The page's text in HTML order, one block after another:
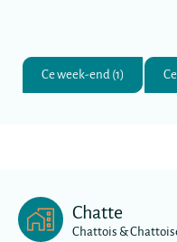
Ce week-end (1)
Chatte
Chattois &